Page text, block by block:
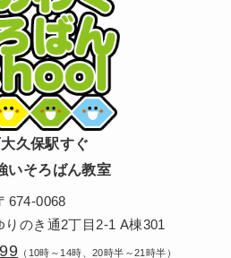
久保駅すぐ
いそろばん教室
674-0068
りのき通2丁目2-1 A棟301
（10時～14時、20時半～21時半）